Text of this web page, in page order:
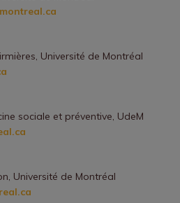
Université de Montréal
sociale et préventive, UdeM
Université de Montréal